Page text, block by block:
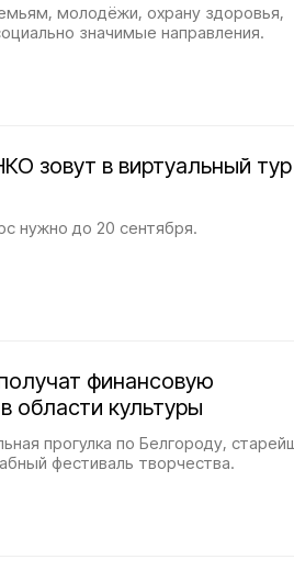
молодёжи, охрану здоровья,
значимые направления.
зовут в виртуальный
нужно до 20 сентября.
финансовую
области культуры
прогулка по Белгороду,
фестиваль творчества.